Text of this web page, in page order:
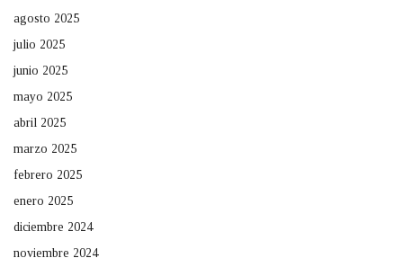
agosto 2025
julio 2025
junio 2025
mayo 2025
abril 2025
marzo 2025
febrero 2025
enero 2025
diciembre 2024
noviembre 2024